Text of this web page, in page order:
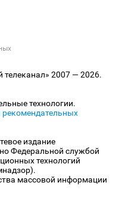
2007 — 2026.
технологии.
издание
Федеральной службой
технологий
массовой информации